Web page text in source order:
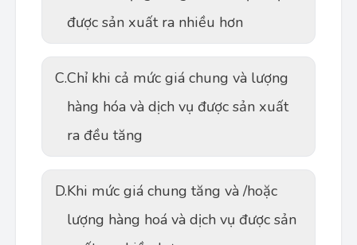
được sản xuất ra nhiều hơn
C.Chỉ khi cả mức giá chung và lượng
hàng hóa và dịch vụ được sản xuất
ra đều tăng
D.Khi mức giá chung tăng và /hoặc
lượng hàng hoá và dịch vụ được sản